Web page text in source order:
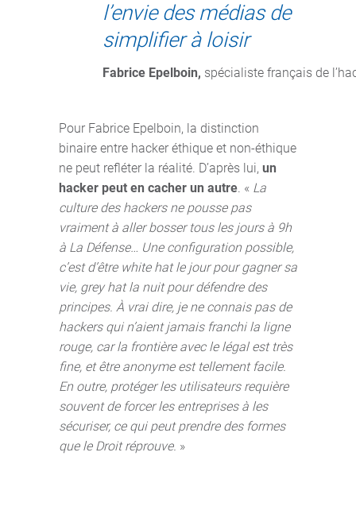
l’envie des médias de
simplifier à loisir
Fabrice Epelboin, spécialiste français de
Pour Fabrice Epelboin, la distinction
binaire entre hacker éthique et non-éthique
ne peut refléter la réalité. D’après lui, un
hacker peut en cacher un autre. « La
culture des hackers ne pousse pas
vraiment à aller bosser tous les jours à 9h
à La Défense… Une configuration possible,
c’est d’être white hat le jour pour gagner sa
vie, grey hat la nuit pour défendre des
principes. À vrai dire, je ne connais pas de
hackers qui n’aient jamais franchi la ligne
rouge, car la frontière avec le légal est très
fine, et être anonyme est tellement facile.
En outre, protéger les utilisateurs requière
souvent de forcer les entreprises à les
sécuriser, ce qui peut prendre des formes
que le Droit réprouve. »